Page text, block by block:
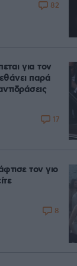
82
για τον
παρά
17
τον γιο
8